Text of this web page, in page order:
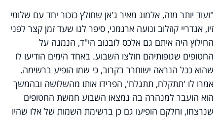
"ועוד יותר מזה, אלמוג מאיר ג'אן שחולץ כזכור יחד עם שלומי
זיו, אנדריי קוזלוב ונועה ארגמני, סיפר לנו שעד זמן קצר לפני
החילוץ היה איתם גם אלכס לובנוב הי"ד, הנמנה על
החטופים שגופותיהם חולצו השבוע. באחד הימים הודיעו לו
שהוא ככל הנראה ישוחרר בקרוב, כי שמו הופיע ברשימה.
אמרו לו 'תתקלח, תתגלח', הפרידו אותו מהשלושה ובהמשך
הוא הועבר למנהרה בה נמצאו השבוע חמשת החטופים
שנרצחו, וחלקם הופיעו גם כן ברשימת השמות של אלו שהיו